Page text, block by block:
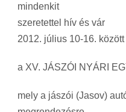
mindenkit
szeretettel hív és vár
2012. július 10-16. között
a XV. JÁSZÓI NYÁRI
mely a jászói (Jasov)